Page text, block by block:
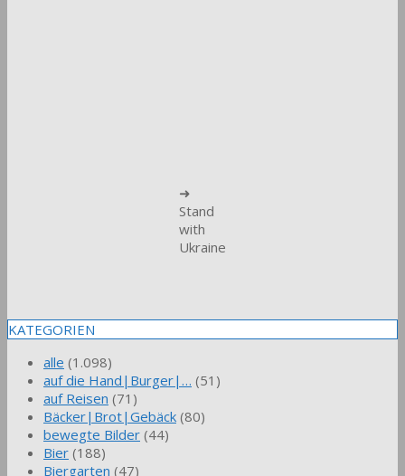
➜
Stand
with
Ukraine
KATEGORIEN
alle (1.098)
auf die Hand|Burger|… (51)
auf Reisen (71)
Bäcker|Brot|Gebäck (80)
bewegte Bilder (44)
Bier (188)
Biergarten (47)